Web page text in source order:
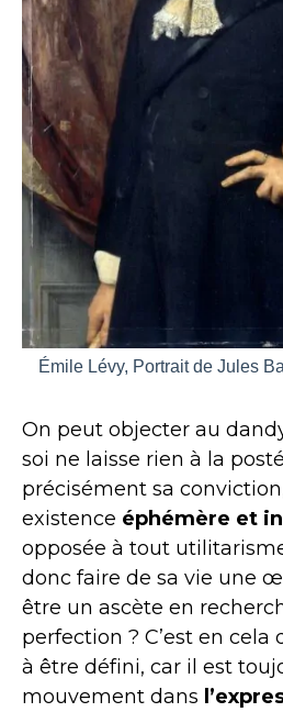
Émile Lévy, Portrait de Jules
On peut objecter au
soi ne laisse rien à la
précisément sa
existence éphémère et
opposée à tout
donc faire de sa vie une
être un ascète en
perfection ? C’est en
à être défini, car il est
mouvement dans